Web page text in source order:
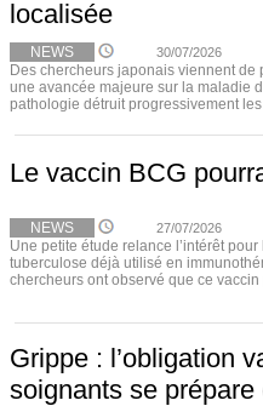
localisée
NEWS 30/07/2026
Des chercheurs japonais viennent
une avancée majeure sur la maladie
pathologie détruit progressivement
Le vaccin BCG
NEWS 27/07/2026
Une petite étude relance l’intérêt
tuberculose déjà utilisé en
chercheurs ont observé que ce vaccin
Grippe : l’obligation
soignants se prépare